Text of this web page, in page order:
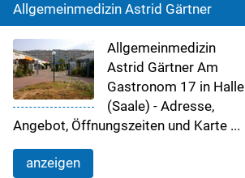
Allgemeinmedizin Astrid Gärtner
Allgemeinmedizin
Astrid Gärtner Am
Gastronom 17 in Halle
(Saale) - Adresse,
Angebot, Öffnungszeiten und Karte ...
anzeigen